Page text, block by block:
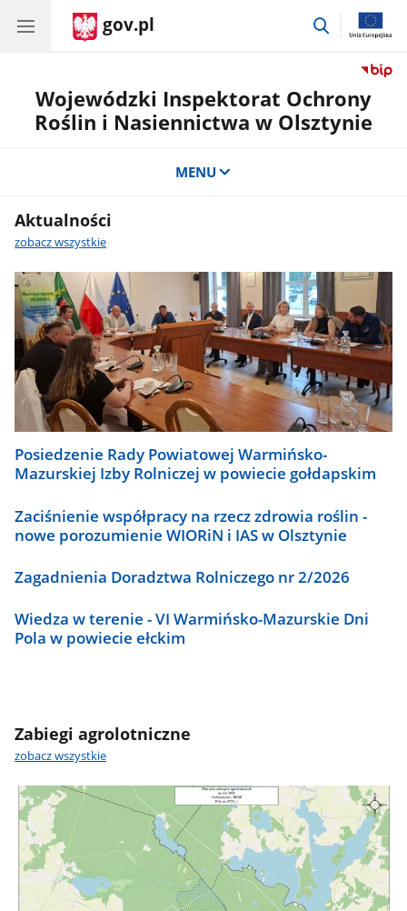
gov.pl
przejdź
Wojewódzki Inspektorat Ochrony
Roślin i Nasiennictwa w Olsztynie
MENU
Aktualności
zobacz wszystkie
Posiedzenie Rady Powiatowej Warmińsko-
Mazurskiej Izby Rolniczej w powiecie gołdapskim
Zaciśnienie współpracy na rzecz zdrowia roślin -
nowe porozumienie WIORiN i IAS w Olsztynie
Zagadnienia Doradztwa Rolniczego nr 2/2026
Wiedza w terenie - VI Warmińsko-Mazurskie Dni
Pola w powiecie ełckim
Zabiegi agrolotniczne
zobacz wszystkie